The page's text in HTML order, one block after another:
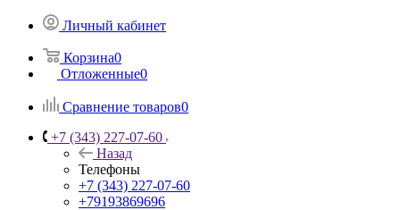
Личный кабинет
Корзина0
Отложенные0
Сравнение товаров0
+7 (343) 227-07-60
Назад
Телефоны
+7 (343) 227-07-60
+79193869696